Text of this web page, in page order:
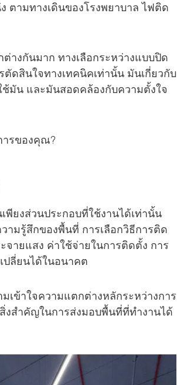
ตามทางเดินของโรงพยาบาล ไฟติด
างกันมาก ทางเลือกระหว่างแบบปิด
ดสินใจทางเทคนิคเท่านั้น มันเกี่ยวกับ
มัน และมันสอดคล้องกับความตั้งใจ
ารของคุณ?
พียงส่วนประกอบที่ใช้งานได้เท่านั้น
ามรู้สึกของพื้นที่ การเลือกวิธีการติด
ายแสง ค่าใช้จ่ายในการติดตั้ง การ
ปลี่ยนได้ในอนาคต
เข้าใจความแตกต่างหลักระหว่างการ
สำคัญในการส่งมอบพื้นที่ที่ทำงานได้